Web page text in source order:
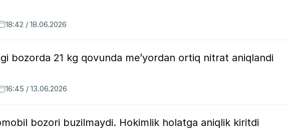
18:42 / 18.06.2026
bozorda 21 kg qovunda me’yordan ortiq nitrat aniqlandi
16:45 / 13.06.2026
bozori buzilmaydi. Hokimlik holatga aniqlik kiritdi